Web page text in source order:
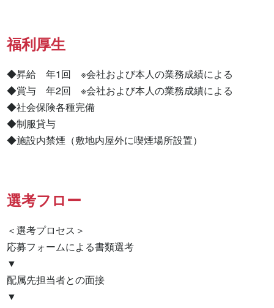
福利厚生
◆昇給　年1回　※会社および本人の業務成績による
◆賞与　年2回　※会社および本人の業務成績による
◆社会保険各種完備
◆制服貸与
◆施設内禁煙（敷地内屋外に喫煙場所設置）
選考フロー
＜選考プロセス＞
応募フォームによる書類選考
▼
配属先担当者との面接
▼